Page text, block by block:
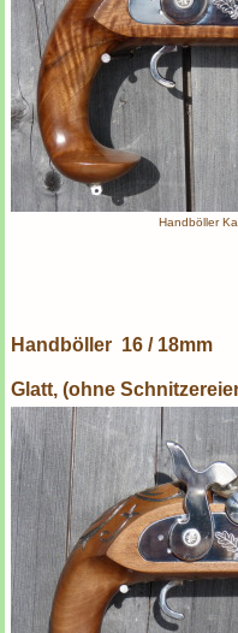
Handböller
Handböller 16 / 18mm
Glatt, (ohne